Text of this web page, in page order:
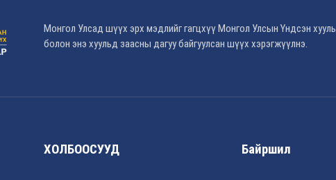
Монгол Улсад шүүх эрх мэдлийг гагцхүү Монгол Улсын Үндсэн хууль
болон энэ хуульд заасны дагуу байгуулсан шүүх хэрэгжүүлнэ.
ХОЛБООСУУД Байршил